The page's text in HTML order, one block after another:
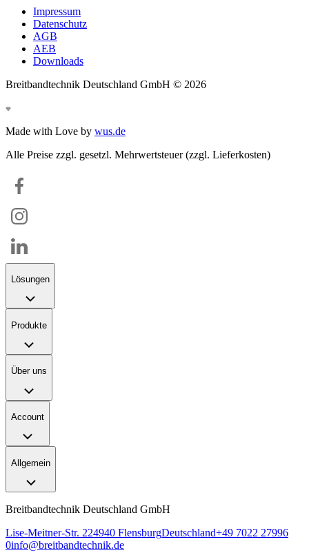
Impressum
Datenschutz
AGB
AEB
Downloads
Breitbandtechnik Deutschland GmbH © 2026
Made with Love by wus.de
Alle Preise zzgl. gesetzl. Mehrwertsteuer (zzgl. Lieferkosten)
Lösungen
Produkte
Über uns
Account
Allgemein
Breitbandtechnik Deutschland GmbH
Lise-Meitner-Str. 224940 FlensburgDeutschland+49 7022 27996
0info@breitbandtechnik.de